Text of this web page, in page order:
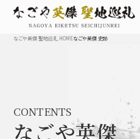
なごや英傑 聖地巡
なごや英傑 聖地巡礼 HOMEなごや英傑 史跡
CONTENTS
なごや英傑